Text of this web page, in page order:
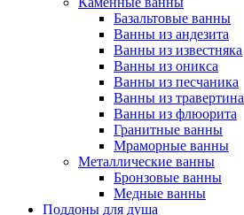
Базальтовые ванны
Ванны из андезита
Ванны из известняка
Ванны из оникса
Ванны из песчаника
Ванны из травертина
Ванны из флюорита
Гранитные ванны
Мраморные ванны
Металлические ванны
Бронзовые ванны
Медные ванны
Поддоны для душа